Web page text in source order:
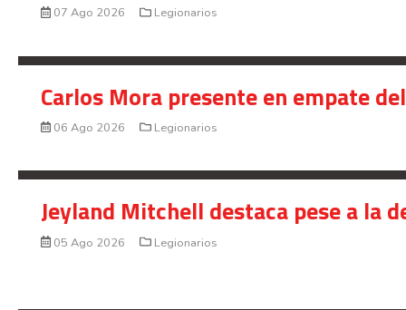
07 Ago 2026 Legionarios
Carlos Mora presente en empate
06 Ago 2026 Legionarios
Jeyland Mitchell destaca pese a la
05 Ago 2026 Legionarios